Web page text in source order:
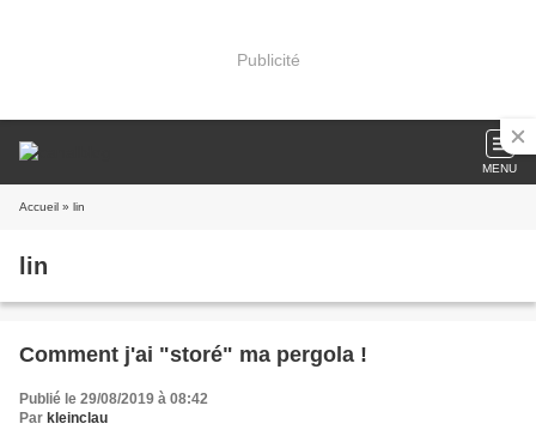
Publicité
MENU
Accueil » lin
lin
Comment j'ai "storé" ma pergola !
Publié le 29/08/2019 à 08:42
Par kleinclau